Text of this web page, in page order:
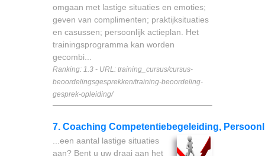
omgaan met lastige situaties en emoties;
geven van complimenten; praktijksituaties
en casussen; persoonlijk actieplan. Het
trainingsprogramma kan worden
gecombi...
Ranking: 1.3 - URL: training_cursus/cursus-
beoordelingsgesprekken/training-beoordeling-
gesprek-opleiding/
7. Coaching Competentiebegeleiding,
...een aantal lastige situaties
aan? Bent u uw draai aan het